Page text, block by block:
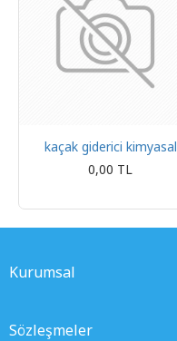
kaçak giderici kimyasal
0,00 TL
Kurumsal
Sözleşmeler